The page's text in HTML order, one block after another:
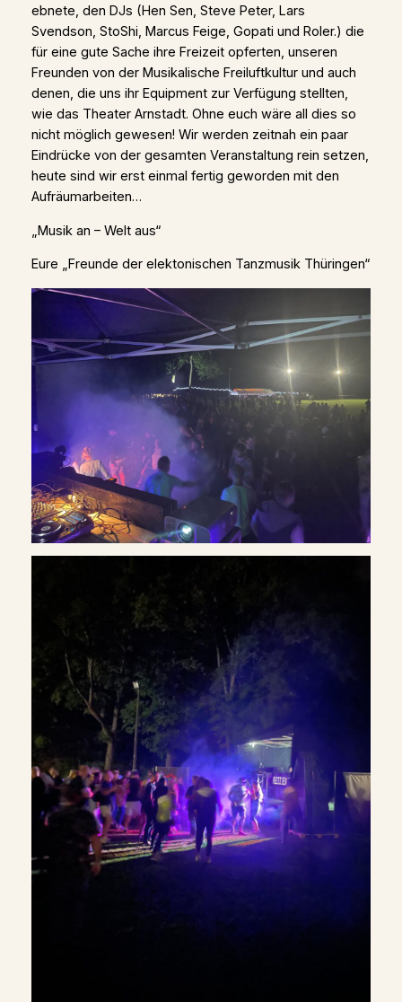
ebnete, den DJs (Hen Sen, Steve Peter, Lars
Svendson, StoShi, Marcus Feige, Gopati und Roler.) die
für eine gute Sache ihre Freizeit opferten, unseren
Freunden von der Musikalische Freiluftkultur und auch
denen, die uns ihr Equipment zur Verfügung stellten,
wie das Theater Arnstadt. Ohne euch wäre all dies so
nicht möglich gewesen! Wir werden zeitnah ein paar
Eindrücke von der gesamten Veranstaltung rein setzen,
heute sind wir erst einmal fertig geworden mit den
Aufräumarbeiten…
„Musik an – Welt aus“
Eure „Freunde der elektonischen Tanzmusik Thüringen“